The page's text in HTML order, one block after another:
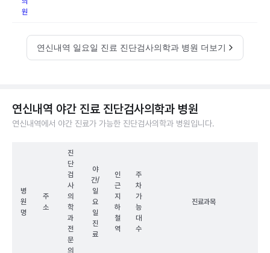
원
연신내역 일요일 진료 진단검사의학과 병원 더보기
연신내역 야간 진료 진단검사의학과 병원
연신내역에서 야간 진료가 가능한 진단검사의학과 병원입니다.
병
원
명
주
소
진
단
검
사
의
학
과
전
문
의
야
간/
일
요
일
진
료
인
근
지
하
철
역
주
차
가
능
대
수
진료과목